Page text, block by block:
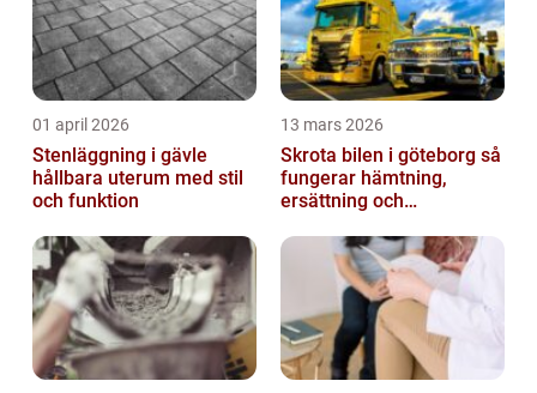
01 april 2026
Stenläggning i gävle
hållbara uterum med stil
och funktion
13 mars 2026
Skrota bilen i göteborg så
fungerar hämtning,
ersättning och